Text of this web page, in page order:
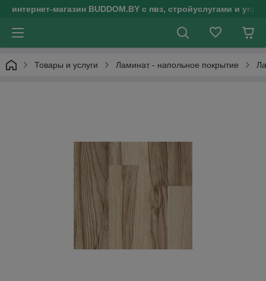
интернет-магазин BUDDOM.BY с пвз, стройуслугами и
Товары и услуги Ламинат - напольное покрытие